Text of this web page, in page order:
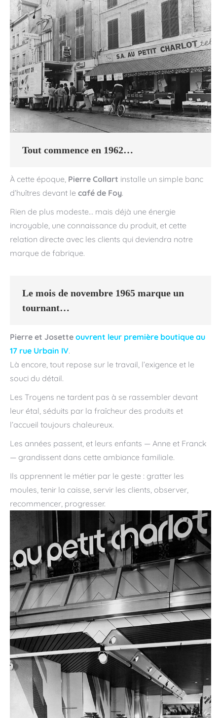
Tout commence en 1962…
À cette époque, Pierre Collart installe un simple banc
d’huîtres devant le café de Foy.
Rien de plus modeste… mais déjà une énergie
incroyable, une connaissance du produit, et cette
relation directe avec les clients qui deviendra notre
marque de fabrique.
Le mois de novembre 1965 marque un
tournant…
Pierre et Josette ouvrent leur première boutique au
17 rue Urbain IV.
Là encore, tout repose sur le travail, l’exigence et le
souci du détail.
Les Troyens ne tardent pas à se rassembler devant
leur étal, séduits par la fraîcheur des produits et
l’accueil toujours chaleureux.
Les années passent, et leurs enfants — Anne et Franck
— grandissent dans cette ambiance familiale.
Ils apprennent le métier par le geste : gratter les
moules, tenir la caisse, servir les clients, observer,
recommencer, progresser.